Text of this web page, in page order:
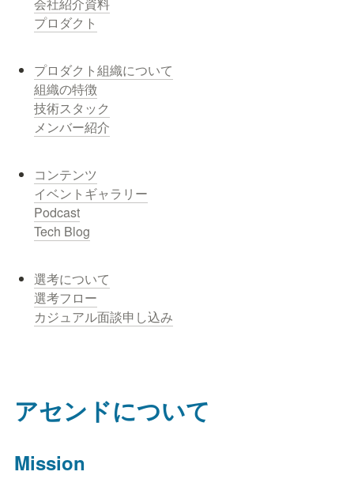
プロダクト
メンバー紹介
Tech Blog
カジュアル面談申し込み
アセンドについて
Mission